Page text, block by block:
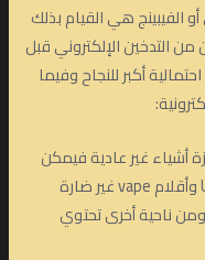
الفيبينج هي القيام بذلك
التدخين الإلكتروني قبل
أكبر للنجاح وفيما
أشياء غير عادية فيمكن
أن تبدو هذه السجائر كمحركات أقراص USB وأقلام vape غير ضارة
ناحية أخرى تحتوي